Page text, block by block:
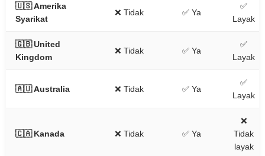
🇺🇸 Amerika
Syarikat
❌ Tidak ✅ Ya
✅
Layak
🇬🇧 United
Kingdom
❌ Tidak ✅ Ya
✅
Layak
🇦🇺 Australia ❌ Tidak ✅ Ya
✅
Layak
🇨🇦 Kanada ❌ Tidak ✅ Ya
❌
Tidak
layak